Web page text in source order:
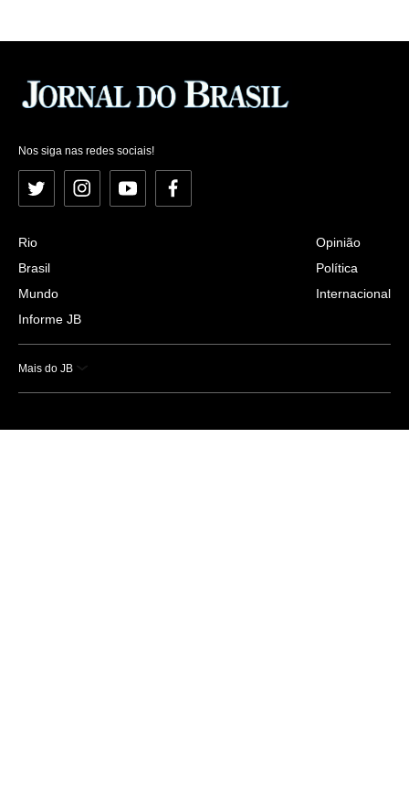
Nos siga nas redes sociais!
Twitter InstagramYouTubeFacebook
Rio
Brasil
Mundo
Informe JB
Opinião
Política
Internacional
Mais do JB
Esportes